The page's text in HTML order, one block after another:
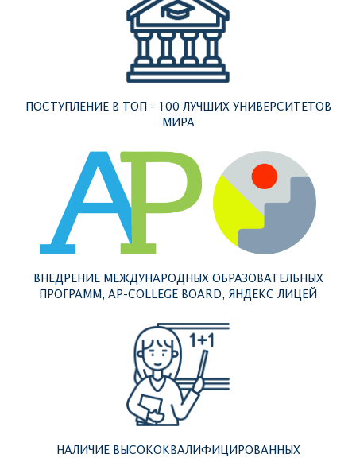
ПОСТУПЛЕНИЕ В ТОП - 100 ЛУЧШИХ УНИВЕРСИТЕТОВ
МИРА
ВНЕДРЕНИЕ МЕЖДУНАРОДНЫХ ОБРАЗОВАТЕЛЬНЫХ
ПРОГРАММ, AP-COLLEGE BOARD, ЯНДЕКС ЛИЦЕЙ
НАЛИЧИЕ ВЫСОКОКВАЛИФИЦИРОВАННЫХ